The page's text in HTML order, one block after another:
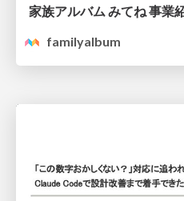
家族アルバム みてね 事業
familyalbum